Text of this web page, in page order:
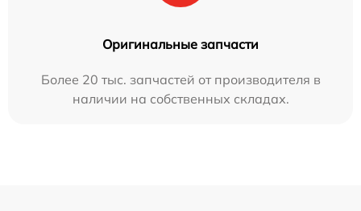
Оригинальные запчасти
Более 20 тыс. запчастей от производителя в
наличии на собственных складах.